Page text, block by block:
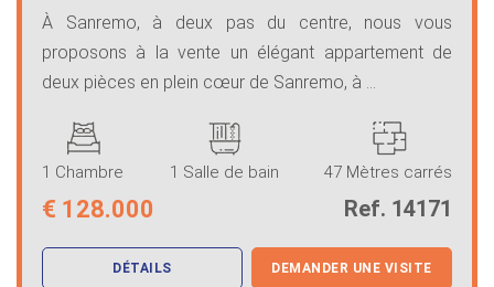
À Sanremo, à deux pas du centre, nous vous
proposons à la vente un élégant appartement de
deux pièces en plein cœur de Sanremo, à ...
1 Chambre 1 Salle de bain 47 Mètres carrés
€ 128.000 Ref. 14171
DÉTAILS DEMANDER UNE VISITE